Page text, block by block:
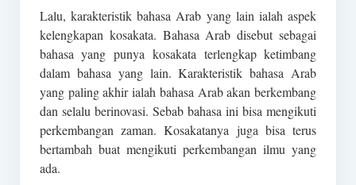
Lalu, karakteristik bahasa Arab yang lain ialah aspek
kelengkapan kosakata. Bahasa Arab disebut sebagai
bahasa yang punya kosakata terlengkap ketimbang
dalam bahasa yang lain. Karakteristik bahasa Arab
yang paling akhir ialah bahasa Arab akan berkembang
dan selalu berinovasi. Sebab bahasa ini bisa mengikuti
perkembangan zaman. Kosakatanya juga bisa terus
bertambah buat mengikuti perkembangan ilmu yang
ada.